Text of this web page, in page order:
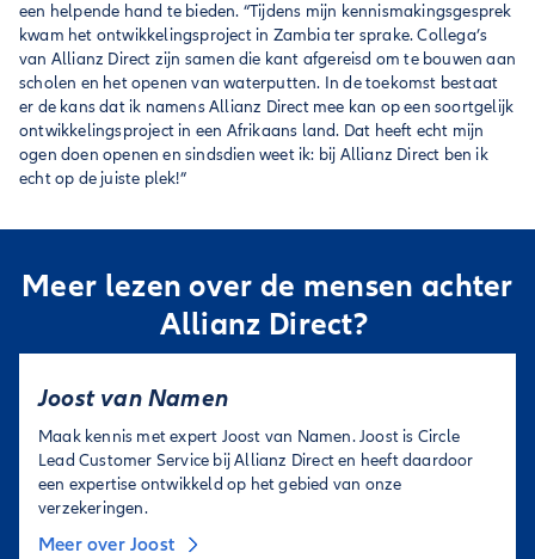
een helpende hand te bieden. “Tijdens mijn kennismakingsgesprek
kwam het ontwikkelingsproject in Zambia ter sprake. Collega’s
van Allianz Direct zijn samen die kant afgereisd om te bouwen aan
scholen en het openen van waterputten. In de toekomst bestaat
er de kans dat ik namens Allianz Direct mee kan op een soortgelijk
ontwikkelingsproject in een Afrikaans land. Dat heeft echt mijn
ogen doen openen en sindsdien weet ik: bij Allianz Direct ben ik
echt op de juiste plek!”
Meer lezen over de mensen achter
Allianz Direct?
Joost van Namen
Maak kennis met expert Joost van Namen. Joost is Circle
Lead Customer Service bij Allianz Direct en heeft daardoor
een expertise ontwikkeld op het gebied van onze
verzekeringen.
Meer over Joost